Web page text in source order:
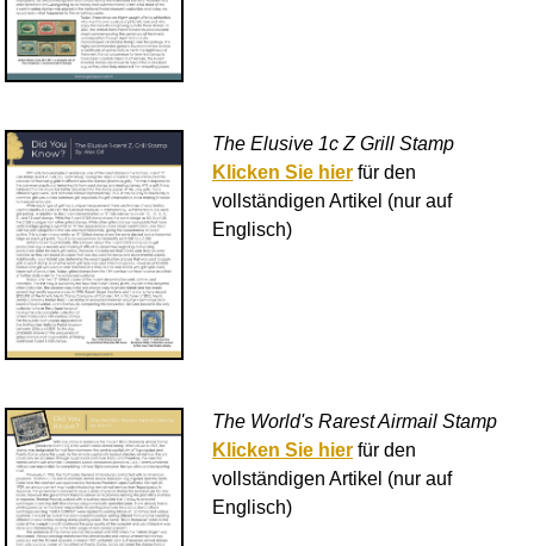
The Elusive 1c Z Grill Stamp
Klicken Sie hier für den
vollständigen Artikel (nur auf
Englisch)
The World's Rarest Airmail Stamp
Klicken Sie hier für den
vollständigen Artikel (nur auf
Englisch)